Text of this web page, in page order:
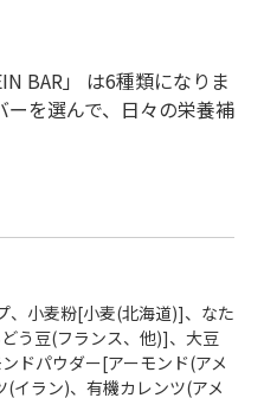
BAR」 は6種類になりま
を選んで、日々の栄養補
、小麦粉[小麦(北海道)]、なた
う豆(フランス、他)]、大豆
ドパウダー[アーモンド(アメ
イラン)、有機カレンツ(アメ